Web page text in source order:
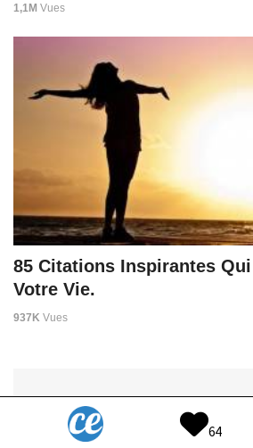
1,1M Vues
85 Citations Inspirantes
Votre Vie.
937K Vues
64